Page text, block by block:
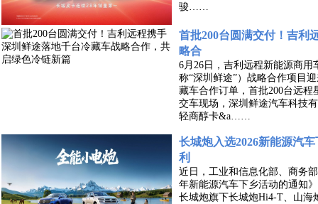
骏……
首批200台圆满交付！吉利
略合
6月26日，吉利远程新能源商
称“深圳鲜途”）战略合作项目
藏车合作订单，首批200台远
交车现场，深圳鲜途汽车科技
轻商醇卡&a……
长城炮入选2026新能源汽
利
近日，工业和信息化部、商务
年新能源汽车下乡活动的通知
长城炮旗下长城炮Hi4-T、山海